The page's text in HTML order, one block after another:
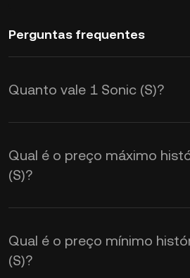
Perguntas frequentes
Quanto vale 1 Sonic (S)?
A KuCoin fornece
tempo real do preço do
USD. O preço do Sonic
Calculadora KuCoin
taxas de câmbio de
Qual é o preço máximo
(S)?
Qual é o preço mínimo
(S)?